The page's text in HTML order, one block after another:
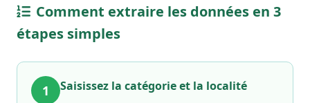
Comment extraire les données en 3
étapes simples
1 Saisissez la catégorie et la localité